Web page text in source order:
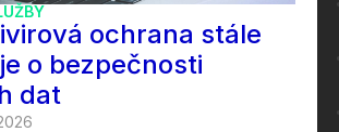
ochrana stále
o bezpečnosti
dat